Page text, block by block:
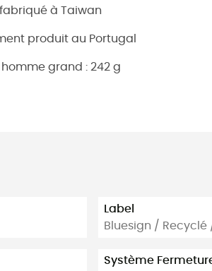
à Taiwan
produit au Portugal
homme grand : 242 g
Label
Bluesign /
Système